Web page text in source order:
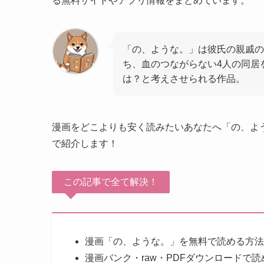
「の、ような。」は彼氏の親戚
ち、血のつながらない4人の同
は？と考えさせられる作品。
漫画をどこよりも安く読みたいあなたへ「の、
で紹介します！
この記事で全て解決！
漫画「の、ような。」を無料で読める方
漫画バンク・raw・PDFダウンロードで読